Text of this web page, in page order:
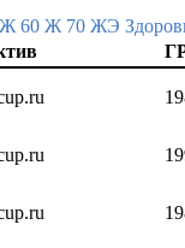
Ж 60 Ж 70 ЖЭ